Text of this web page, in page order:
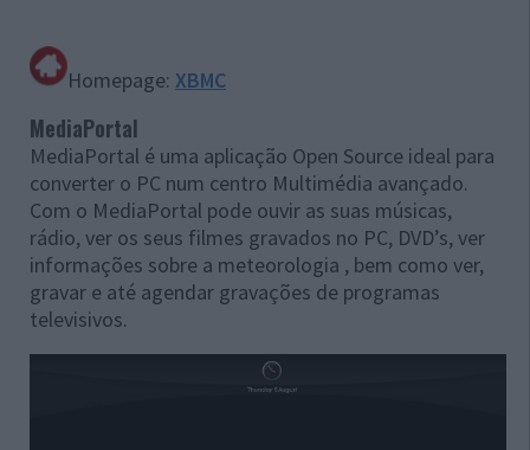
Homepage: XBMC
MediaPortal
MediaPortal é uma aplicação Open Source ideal para
converter o PC num centro Multimédia avançado.
Com o MediaPortal pode ouvir as suas músicas,
rádio, ver os seus filmes gravados no PC, DVD’s, ver
informações sobre a meteorologia , bem como ver,
gravar e até agendar gravações de programas
televisivos.